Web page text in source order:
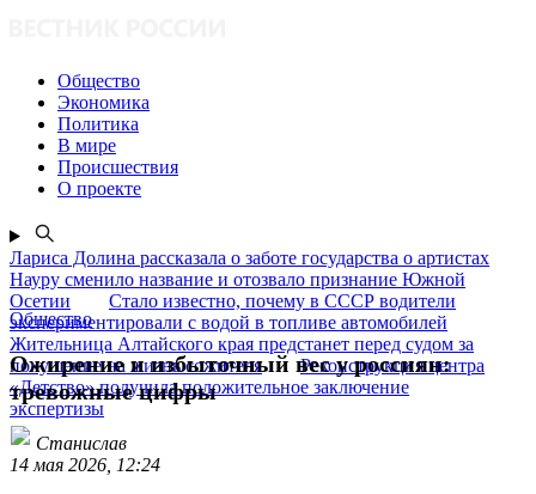
Общество
Экономика
Политика
В мире
Происшествия
О проекте
Лариса Долина рассказала о заботе государства о артистах
Науру сменило название и отозвало признание Южной
Осетии
Стало известно, почему в СССР водители
экспериментировали с водой в топливе автомобилей
Жительница Алтайского края предстанет перед судом за
покушение на жизнь сожителя
Реконструкция центра
«Детство» получила положительное заключение
экспертизы
Общество
Ожирение и избыточный вес у россиян:
тревожные цифры
Станислав
14 мая 2026, 12:24